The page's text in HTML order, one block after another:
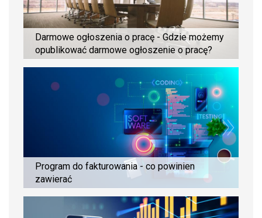
Darmowe ogłoszenia o pracę - Gdzie możemy
opublikować darmowe ogłoszenie o pracę?
Program do fakturowania - co powinien
zawierać